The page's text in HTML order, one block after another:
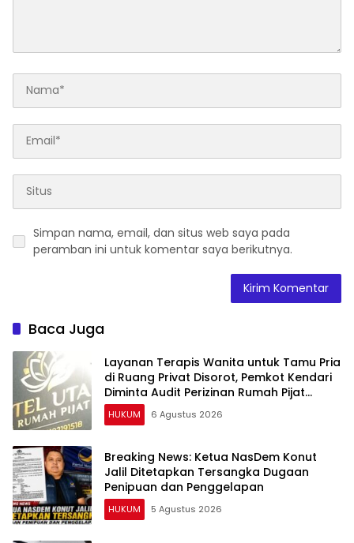
Simpan nama, email, dan situs web saya pada
peramban ini untuk komentar saya berikutnya.
Baca Juga
Layanan Terapis Wanita untuk Tamu Pria
di Ruang Privat Disorot, Pemkot Kendari
Diminta Audit Perizinan Rumah Pijat
Utami
HUKUM 6 Agustus 2026
Breaking News: Ketua NasDem Konut
Jalil Ditetapkan Tersangka Dugaan
Penipuan dan Penggelapan
HUKUM 5 Agustus 2026